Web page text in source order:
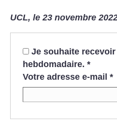
UCL, le 23 novembre
Je souhaite
hebdomadaire. *
Votre adresse e-mail *